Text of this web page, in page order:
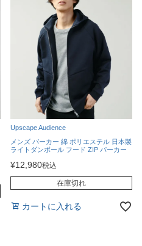
Upscape Audience
メンズ パーカー 綿 ポリエステル 日本製
ライトダンボール フード ZIP パーカー
¥12,980税込
在庫切れ
カートに入れる